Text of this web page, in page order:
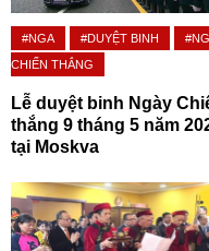
#NGA #DUYỆT BINH
CHIẾN THẮNG
Lễ duyệt binh Ngày
thắng 9 tháng 5 năm
tại Moskva